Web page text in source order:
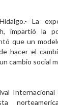
La
impartió la
que un
hacer el
cambio social
Internacional